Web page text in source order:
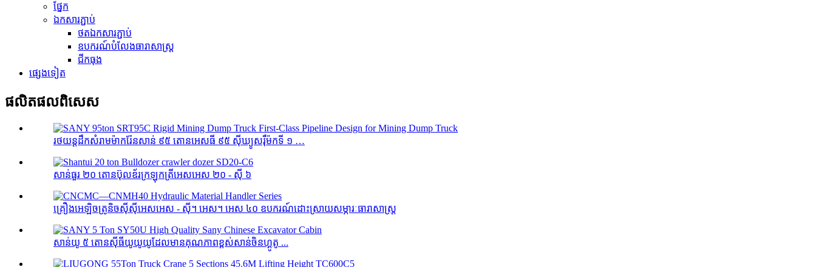
ផ្នែក
ឯកសារភ្ជាប់
ថតឯកសារភ្ជាប់
ឧបករណ៍បំលែងធារាសាស្ត្រ
ជីកធុង
ផ្សេងទៀត
ផលិតផល​ពិសេស
រថយន្តដឹកសំរាមម៉ាករ៉ែនសាន់ ៩៥ តោនអេសធី ៩៥ ស៊ីឃ្យូសរ៉ឺម៉កទី ១ …
សាន់ធួរ ២០ តោនប៊ុលឌ័រក្រឡុកត្រីអេសអេស ២០ - ស៊ី ៦
គ្រឿងអេឡិចត្រូនិចស៊ីស៊ីអេសអេស - ស៊ី។ អេស។ អេស ៤០ ឧបករណ៍ដោះស្រាយសម្ភារៈធារាសាស្ត្រ
សាន់យូ ៥ តោនស៊ីធីយូយូយូដែលមានគុណភាពខ្ពស់សាន់ចិនហ្គូតូ ...